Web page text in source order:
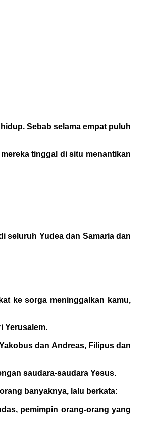
Sebab selama empat puluh
tinggal di situ menantikan
seluruh Yudea dan Samaria dan
ke sorga meninggalkan kamu,
Yerusalem.
dan Andreas, Filipus dan
saudara-saudara Yesus.
banyaknya, lalu berkata:
pemimpin orang-orang yang